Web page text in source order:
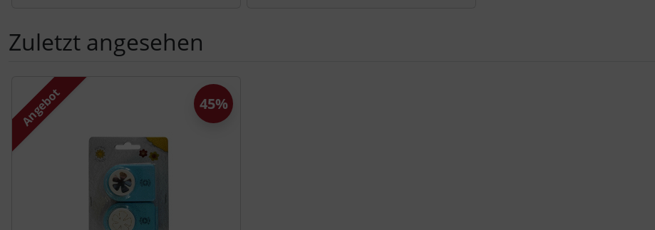
Zuletzt angesehen
Es folgt ein Produktslider - navigieren Sie mit der Tab-Taste zu den einzelnen Artikeln.
Angebot 45%